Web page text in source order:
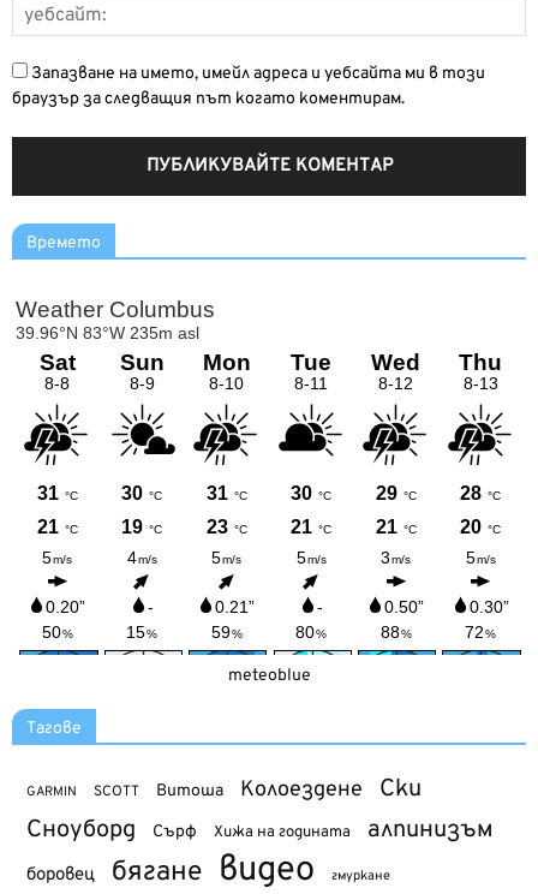
Запазване на името, имейл адреса и уебсайта ми в този
браузър за следващия път когато коментирам.
Времето
meteoblue
Тагове
GARMIN SCOTT Витоша Колоездене Ски
Сноуборд Сърф Хижа на годината алпинизъм
боровец бягане видео гмуркане